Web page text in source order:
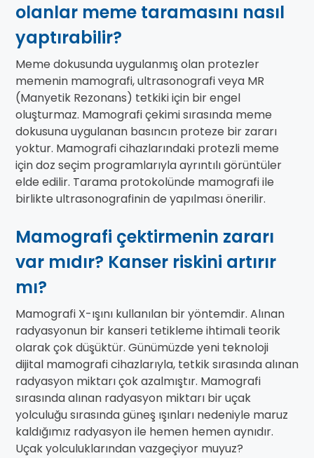
olanlar meme taramasını nasıl
yaptırabilir?
Meme dokusunda uygulanmış olan protezler
memenin mamografi, ultrasonografi veya MR
(Manyetik Rezonans) tetkiki için bir engel
oluşturmaz. Mamografi çekimi sırasında meme
dokusuna uygulanan basıncın proteze bir zararı
yoktur. Mamografi cihazlarındaki protezli meme
için doz seçim programlarıyla ayrıntılı görüntüler
elde edilir. Tarama protokolünde mamografi ile
birlikte ultrasonografinin de yapılması önerilir.
Mamografi çektirmenin zararı
var mıdır? Kanser riskini artırır
mı?
Mamografi X-ışını kullanılan bir yöntemdir. Alınan
radyasyonun bir kanseri tetikleme ihtimali teorik
olarak çok düşüktür. Günümüzde yeni teknoloji
dijital mamografi cihazlarıyla, tetkik sırasında alınan
radyasyon miktarı çok azalmıştır. Mamografi
sırasında alınan radyasyon miktarı bir uçak
yolculuğu sırasında güneş ışınları nedeniyle maruz
kaldığımız radyasyon ile hemen hemen aynıdır.
Uçak yolculuklarından vazgeçiyor muyuz?